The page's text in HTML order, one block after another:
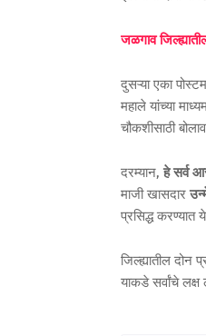
जळगाव
दुसऱ्या एका
महाले यांच्या
चौकशीसाठी
दरम्यान, हे सर्व
माजी खासदार
प्रसिद्ध करण्यात
जिल्ह्यातील
याकडे सर्वांचे